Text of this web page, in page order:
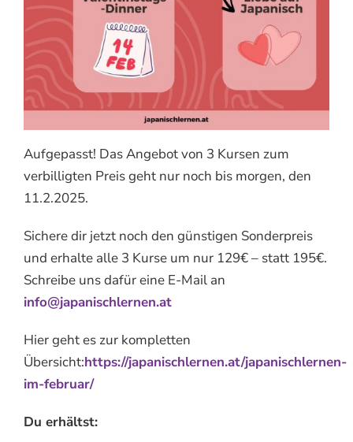
Aufgepasst! Das Angebot von 3 Kursen zum
verbilligten Preis geht nur noch bis morgen, den
11.2.2025.
Sichere dir jetzt noch den günstigen Sonderpreis
und erhalte alle 3 Kurse um nur 129€ – statt 195€.
Schreibe uns dafür eine E-Mail an
info@japanischlernen.at
Hier geht es zur kompletten
Übersicht:https://japanischlernen.at/japanischlernen-
im-februar/
Du erhältst: